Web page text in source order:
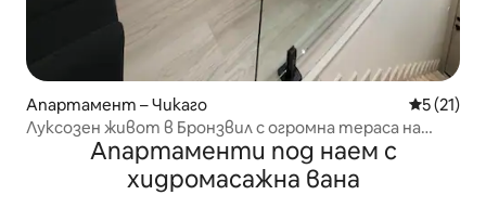
Апартамент – Чикаго Средна
5 (21)
Луксозен живот в Бронзвил с огромна тераса на
Апартаменти под наем с
хидромасажна вана